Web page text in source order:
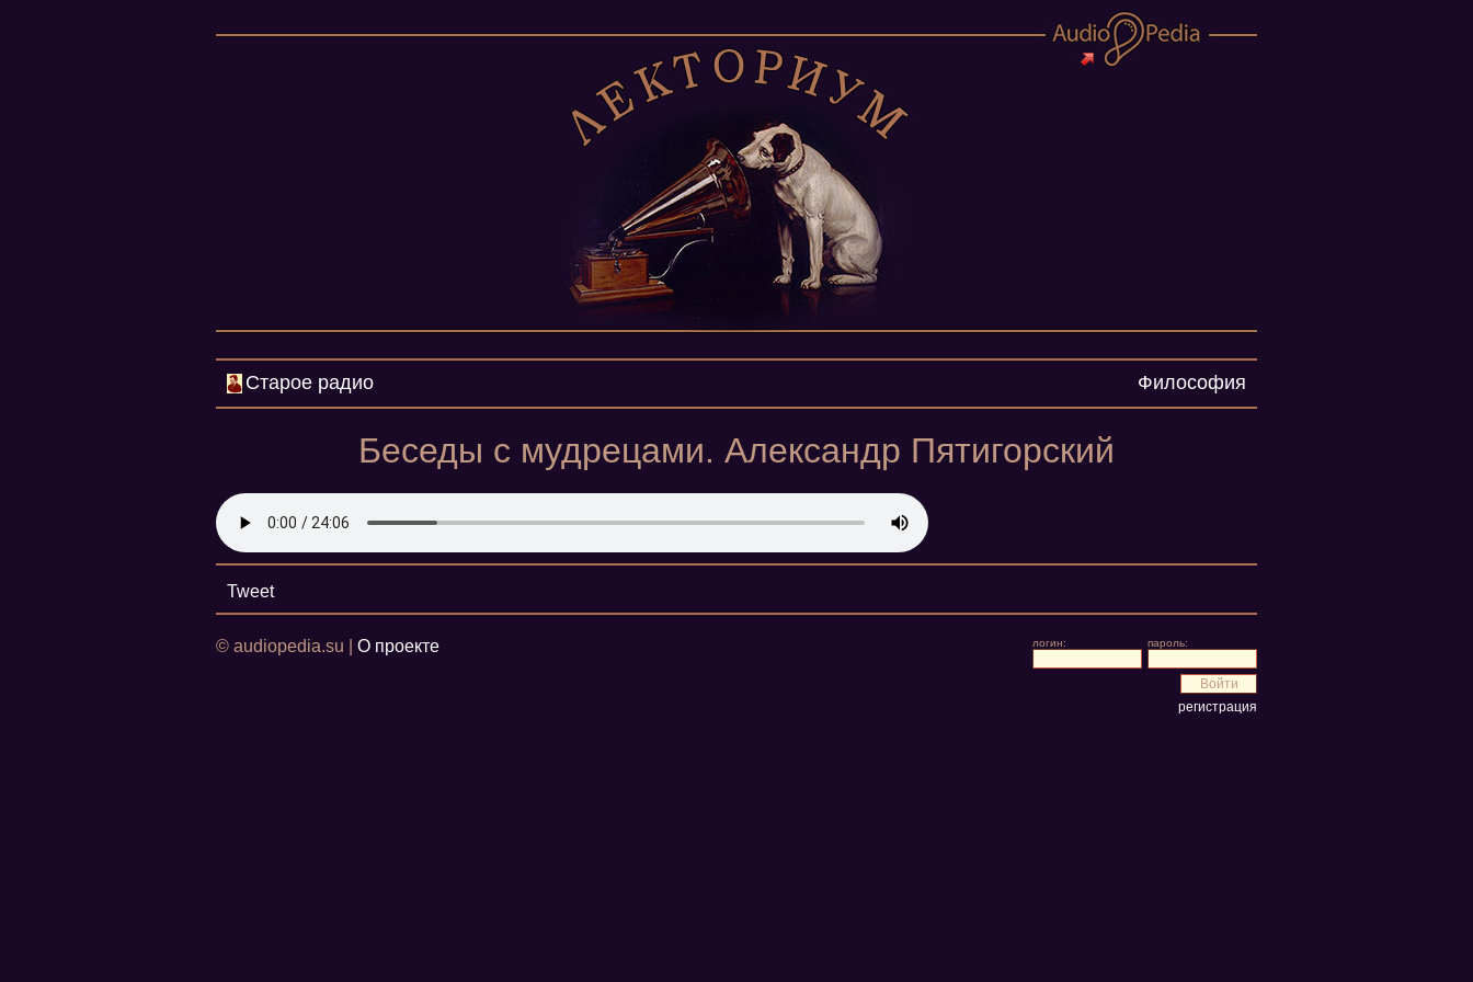
Старое радио Философия
Беседы с мудрецами. Александр Пятигорский
Tweet
© audiopedia.su | О проекте пароль:
логин:
регистрация